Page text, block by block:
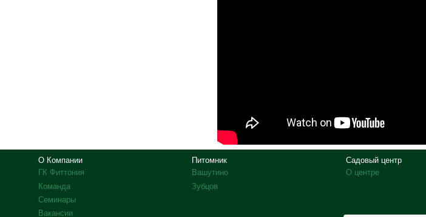
О Компании
ГК Фиттония
Команда
Семинары
Вакансии
Питомник
Вашутино
Зубцов
Садовый центр
О центре